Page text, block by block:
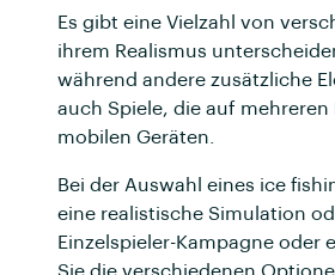
Es gibt eine Vielzahl von
ihrem Realismus
während andere zusätzliche
auch Spiele, die auf
mobilen Geräten.
Bei der Auswahl eines ice
eine realistische Simulation
Einzelspieler-Kampagne oder
Sie die verschiedenen